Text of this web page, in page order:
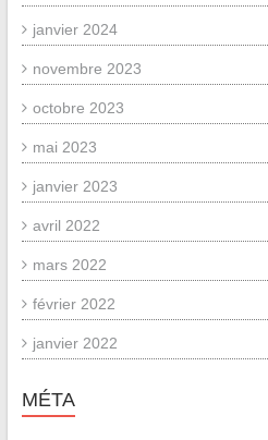
janvier 2024
novembre 2023
octobre 2023
mai 2023
janvier 2023
avril 2022
mars 2022
février 2022
janvier 2022
MÉTA